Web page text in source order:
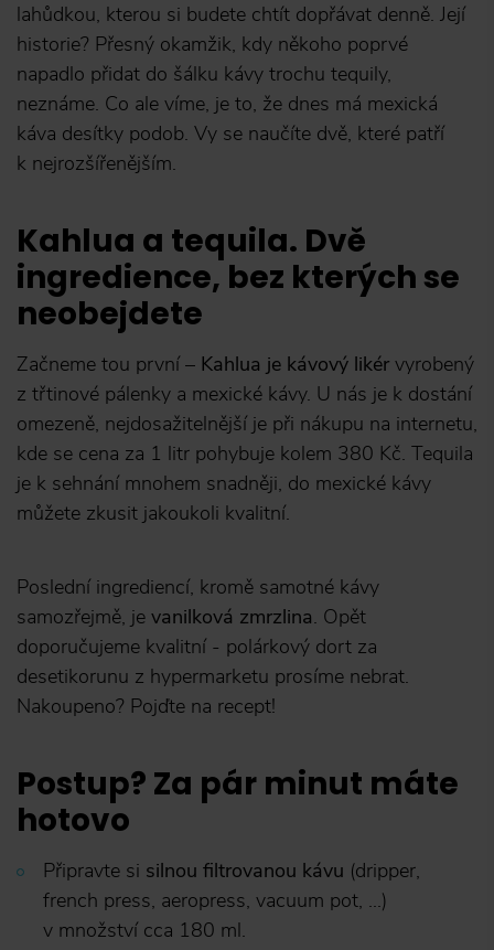
lahůdkou, kterou si budete chtít dopřávat denně. Její
historie? Přesný okamžik, kdy někoho poprvé
napadlo přidat do šálku kávy trochu tequily,
neznáme. Co ale víme, je to, že dnes má mexická
káva desítky podob. Vy se naučíte dvě, které patří
k nejrozšířenějším.
Kahlua a tequila. Dvě
ingredience, bez kterých se
neobejdete
Začneme tou první – Kahlua je kávový likér vyrobený
z třtinové pálenky a mexické kávy. U nás je k dostání
omezeně, nejdosažitelnější je při nákupu na internetu,
kde se cena za 1 litr pohybuje kolem 380 Kč. Tequila
je k sehnání mnohem snadněji, do mexické kávy
můžete zkusit jakoukoli kvalitní.
Poslední ingrediencí, kromě samotné kávy
samozřejmě, je vanilková zmrzlina. Opět
doporučujeme kvalitní - polárkový dort za
desetikorunu z hypermarketu prosíme nebrat.
Nakoupeno? Pojďte na recept!
Postup? Za pár minut máte
hotovo
Připravte si silnou filtrovanou kávu (dripper,
french press, aeropress, vacuum pot, ...)
v množství cca 180 ml.